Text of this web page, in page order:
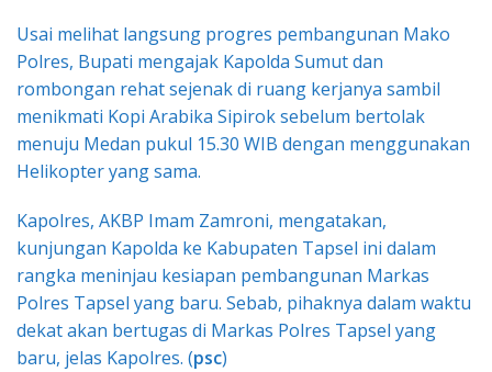
Usai melihat langsung progres pembangunan Mako
Polres, Bupati mengajak Kapolda Sumut dan
rombongan rehat sejenak di ruang kerjanya sambil
menikmati Kopi Arabika Sipirok sebelum bertolak
menuju Medan pukul 15.30 WIB dengan menggunakan
Helikopter yang sama.
Kapolres, AKBP Imam Zamroni, mengatakan,
kunjungan Kapolda ke Kabupaten Tapsel ini dalam
rangka meninjau kesiapan pembangunan Markas
Polres Tapsel yang baru. Sebab, pihaknya dalam waktu
dekat akan bertugas di Markas Polres Tapsel yang
baru, jelas Kapolres. (psc)